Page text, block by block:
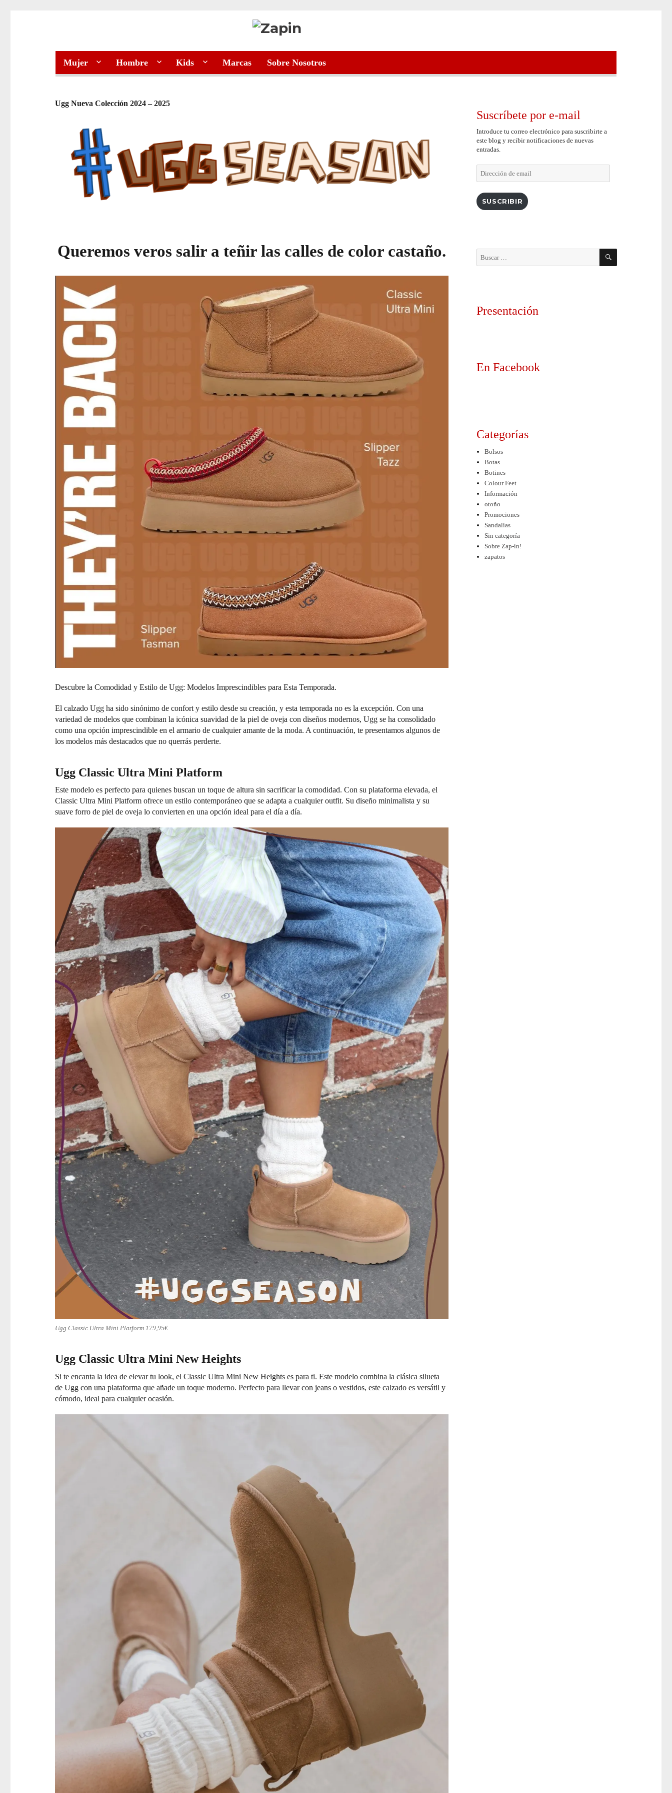
Mujer Hombre Kids Marcas Sobre Nosotros
Ugg Nueva Colección 2024 – 2025
Queremos veros salir a teñir las calles de color castaño.
Descubre la Comodidad y Estilo de Ugg: Modelos Imprescindibles para Esta Temporada.
El calzado Ugg ha sido sinónimo de confort y estilo desde su creación, y esta temporada no es la excepción. Con una
variedad de modelos que combinan la icónica suavidad de la piel de oveja con diseños modernos, Ugg se ha consolidado
como una opción imprescindible en el armario de cualquier amante de la moda. A continuación, te presentamos algunos de
los modelos más destacados que no querrás perderte.
Ugg Classic Ultra Mini Platform
Este modelo es perfecto para quienes buscan un toque de altura sin sacrificar la comodidad. Con su plataforma elevada, el
Classic Ultra Mini Platform ofrece un estilo contemporáneo que se adapta a cualquier outfit. Su diseño minimalista y su
suave forro de piel de oveja lo convierten en una opción ideal para el día a día.
Ugg Classic Ultra Mini Platform 179,95€
Ugg Classic Ultra Mini New Heights
Si te encanta la idea de elevar tu look, el Classic Ultra Mini New Heights es para ti. Este modelo combina la clásica silueta
de Ugg con una plataforma que añade un toque moderno. Perfecto para llevar con jeans o vestidos, este calzado es versátil y
cómodo, ideal para cualquier ocasión.
Suscríbete por e-mail
Introduce tu correo electrónico para suscribirte a
este blog y recibir notificaciones de nuevas
entradas.
de
SUSCRIBIR
BUSCAR
Presentación
En Facebook
Categorías
Bolsos
Botas
Botines
Colour Feet
Información
otoño
Promociones
Sandalias
Sin categoría
Sobre Zap-in!
zapatos